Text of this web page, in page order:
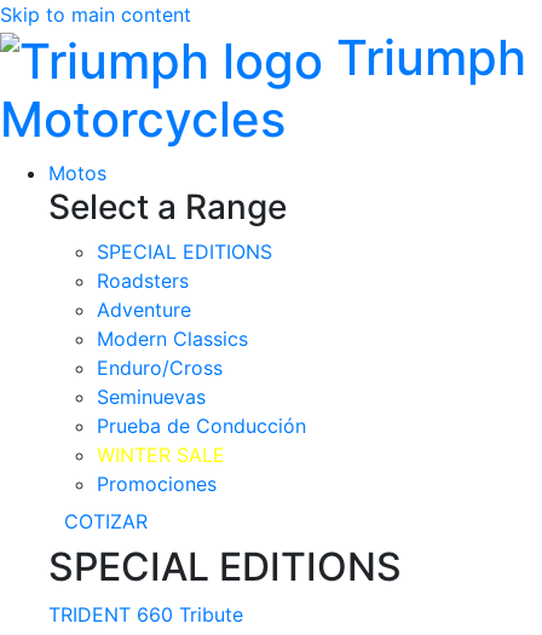
Skip to main content
Triumph
Motorcycles
Motos
Select a Range
SPECIAL EDITIONS
Roadsters
Adventure
Modern Classics
Enduro/Cross
Seminuevas
Prueba de Conducción
WINTER SALE
Promociones
COTIZAR
SPECIAL EDITIONS
TRIDENT 660 Tribute